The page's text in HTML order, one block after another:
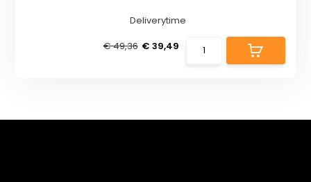
Deliverytime
€ 49,36 € 39,49